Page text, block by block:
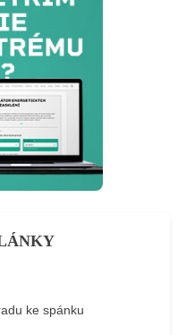
ke spánku